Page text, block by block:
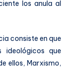
los anula al
consiste en que
ideológicos que
ellos, Marxismo,